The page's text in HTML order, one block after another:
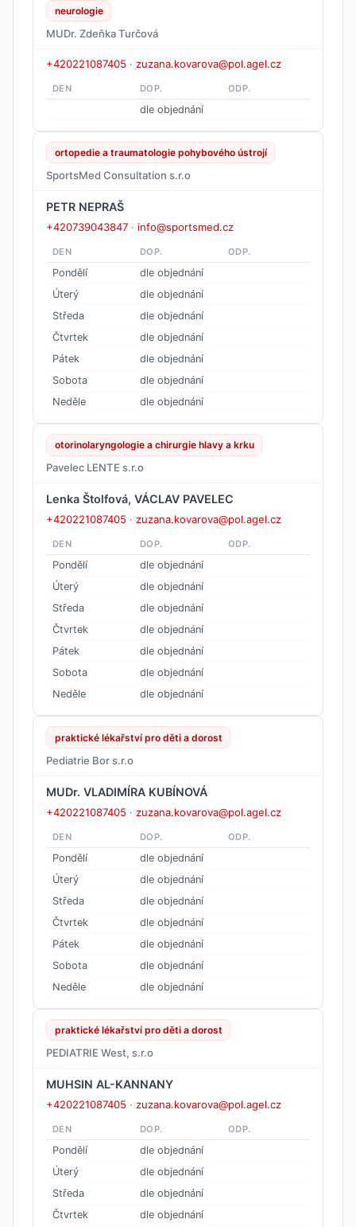
neurologie
MUDr. Zdeňka Turčová
+420221087405 · zuzana.kovarova@pol.agel.cz
DEN DOP. ODP.
dle objednání
ortopedie a traumatologie pohybového ústrojí
SportsMed Consultation s.r.o
PETR NEPRAŠ
+420739043847 · info@sportsmed.cz
DEN DOP. ODP.
Pondělí
dle objednání
Úterý
dle objednání
Středa
dle objednání
Čtvrtek
dle objednání
Pátek
dle objednání
Sobota
dle objednání
Neděle
dle objednání
otorinolaryngologie a chirurgie hlavy a krku
Pavelec LENTE s.r.o
Lenka Štolfová, VÁCLAV PAVELEC
+420221087405 · zuzana.kovarova@pol.agel.cz
DEN DOP. ODP.
Pondělí
dle objednání
Úterý
dle objednání
Středa
dle objednání
Čtvrtek
dle objednání
Pátek
dle objednání
Sobota
dle objednání
Neděle
dle objednání
praktické lékařství pro děti a dorost
Pediatrie Bor s.r.o
MUDr. VLADIMÍRA KUBÍNOVÁ
+420221087405 · zuzana.kovarova@pol.agel.cz
DEN DOP. ODP.
Pondělí
dle objednání
Úterý
dle objednání
Středa
dle objednání
Čtvrtek
dle objednání
Pátek
dle objednání
Sobota
dle objednání
Neděle
dle objednání
praktické lékařství pro děti a dorost
PEDIATRIE West, s.r.o
MUHSIN AL-KANNANY
+420221087405 · zuzana.kovarova@pol.agel.cz
DEN DOP. ODP.
Pondělí
dle objednání
Úterý
dle objednání
Středa
dle objednání
Čtvrtek
dle objednání